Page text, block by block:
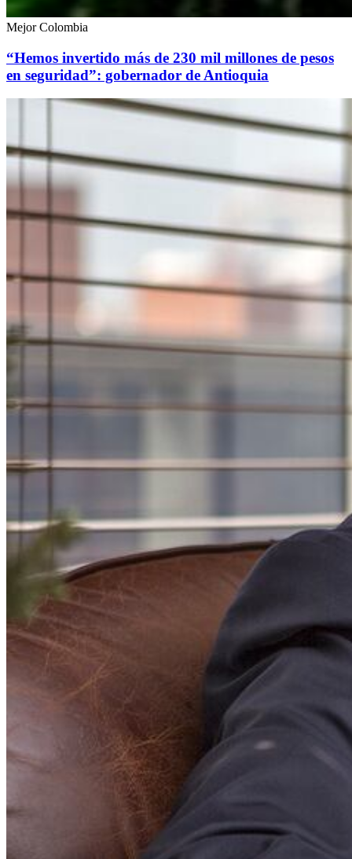
Mejor Colombia
“Hemos invertido más de 230 mil millones de pesos
en seguridad”: gobernador de Antioquia